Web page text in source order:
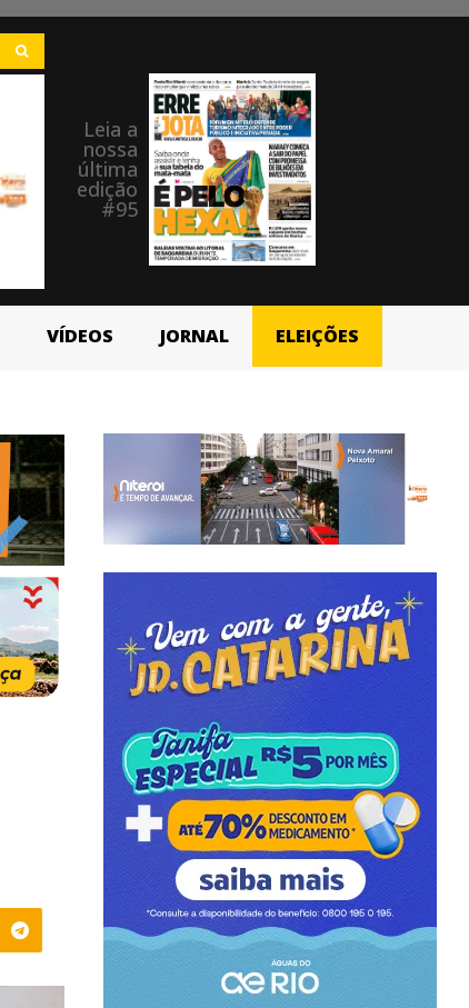
Leia a
nossa
última
edição
#95
VÍDEOS JORNAL ELEIÇÕES